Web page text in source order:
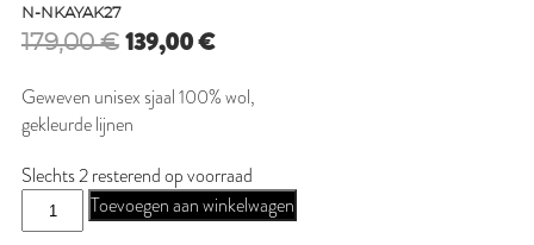
N-NKAYAK27
179,00€ Oorspronkelijke
prijs
was:
179,00 €.
139,00€Huidige
is:
139,00 €.
Geweven unisex sjaal 100% wol,
gekleurde lijnen
Slechts 2 resterend op voorraad
NKAYAK27
Toevoegen aan winkelwagen